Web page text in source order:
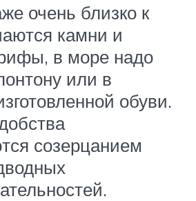
очень близко к
камни и
в море надо
или в
обуви.
созерцанием